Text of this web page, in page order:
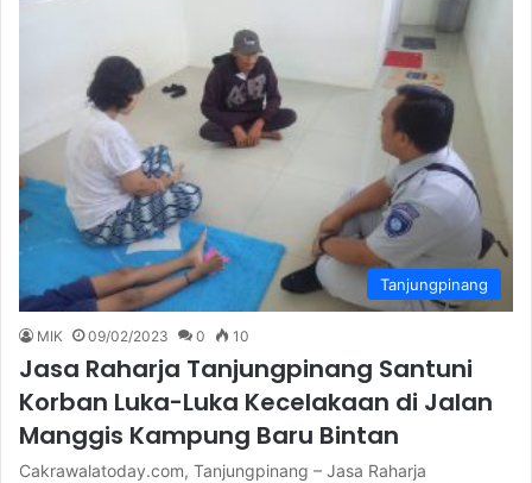
Tanjungpinang
MIK 09/02/2023 0 10
Jasa Raharja Tanjungpinang Santuni
Korban Luka-Luka Kecelakaan di Jalan
Manggis Kampung Baru Bintan
Cakrawalatoday.com, Tanjungpinang – Jasa Raharja